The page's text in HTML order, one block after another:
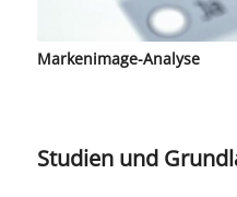
Markenimage-Analyse
Studien und